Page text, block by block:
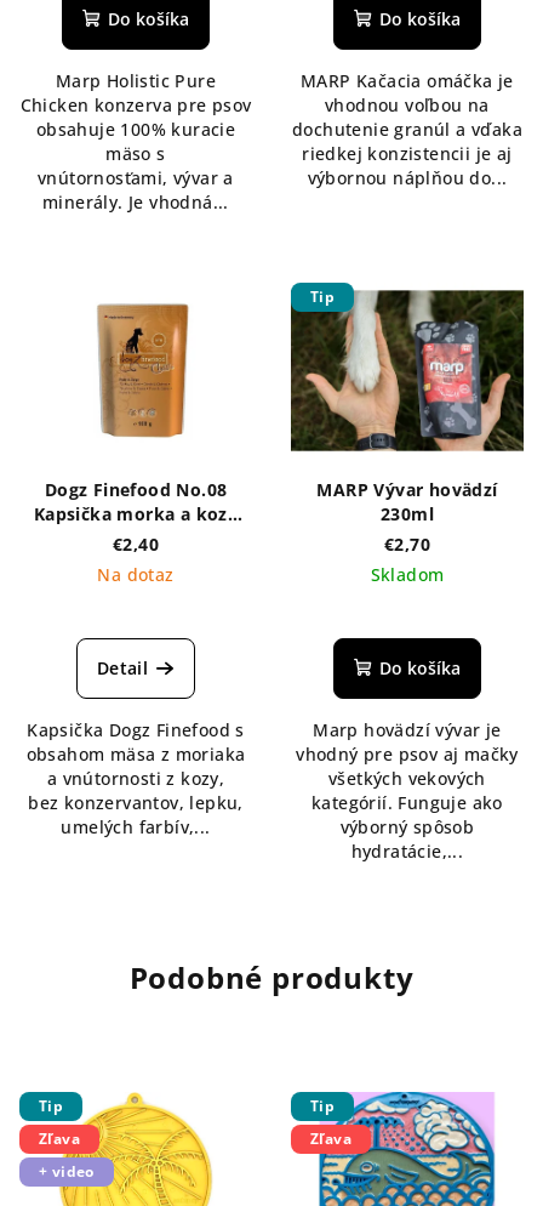
Do košíka
Marp Holistic Pure
Chicken konzerva pre psov
obsahuje 100% kuracie
mäso s
vnútornosťami, vývar a
minerály. Je vhodná...
produktu
z
5
hviezdičiek.
Do košíka
MARP Kačacia omáčka je
vhodnou voľbou na
dochutenie granúl a vďaka
riedkej konzistencii je aj
výbornou náplňou do...
Dogz Finefood No.08
Kapsička morka a koza
100g
€2,40
Na dotaz
Detail
Kapsička Dogz Finefood s
obsahom mäsa z moriaka
a vnútornosti z kozy,
bez konzervantov, lepku,
umelých farbív,...
Tip
MARP Vývar hovädzí
230ml
€2,70
Skladom
Do košíka
Marp hovädzí vývar je
vhodný pre psov aj mačky
všetkých vekových
kategórií. Funguje ako
výborný spôsob
hydratácie,...
Podobné produkty
Tip
Zľava
+ video
Tip
Zľava